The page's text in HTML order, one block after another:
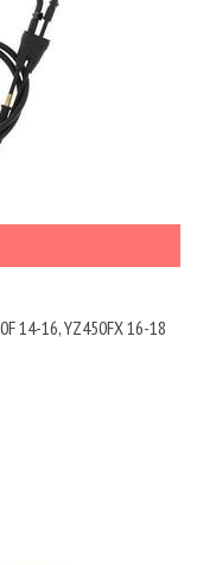
14-16, YZ450FX 16-18